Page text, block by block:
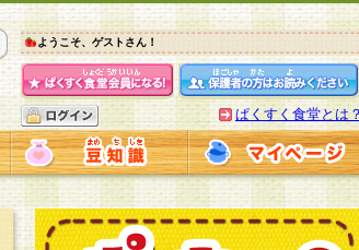
ようこそ、ゲストさん！
ぱくすく食堂とは？